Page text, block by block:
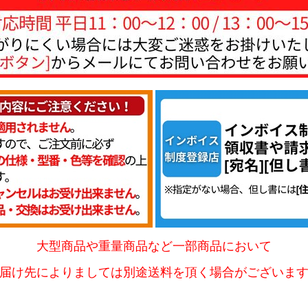
大型商品や重量商品など一部商品において
け先によりましては別途送料を頂く場合がございま